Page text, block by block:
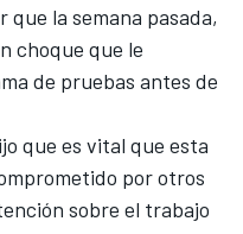
que la semana pasada,
choque que le
de pruebas antes de
que es vital que esta
por otros
sobre el trabajo